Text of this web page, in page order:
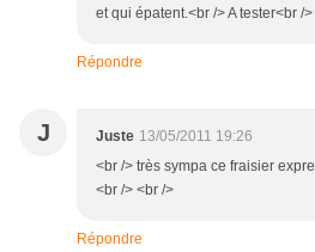
et qui épatent.<br /> A tester<br /
Répondre
J Juste 13/05/2011 19:26
<br /> très sympa ce fraisier
<br /> <br />
Répondre